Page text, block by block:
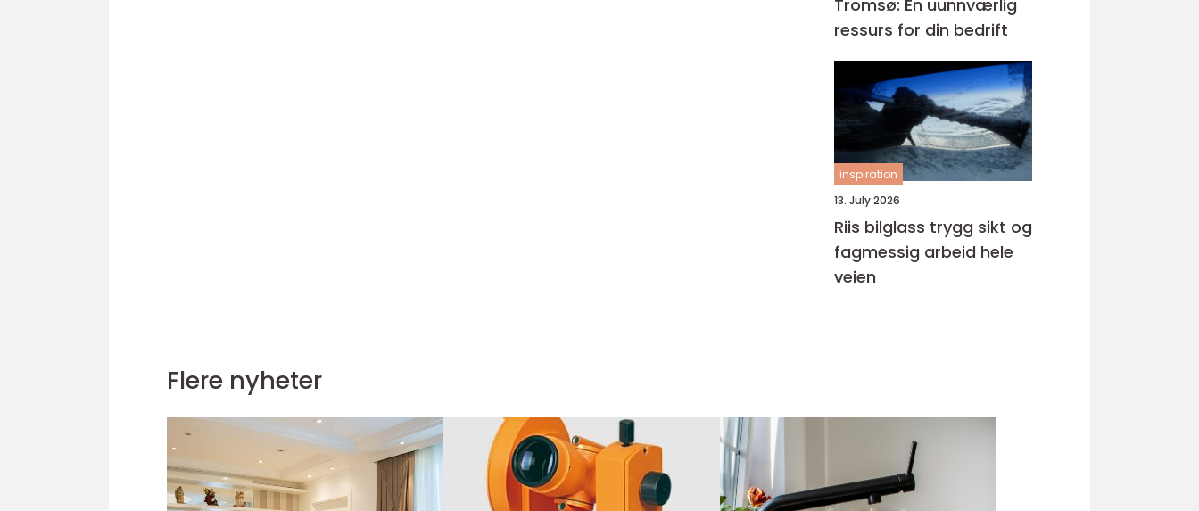
Tromsø: En uunnværlig
ressurs for din bedrift
inspiration
13. July 2026
Riis bilglass trygg sikt og
fagmessig arbeid hele
veien
Flere nyheter